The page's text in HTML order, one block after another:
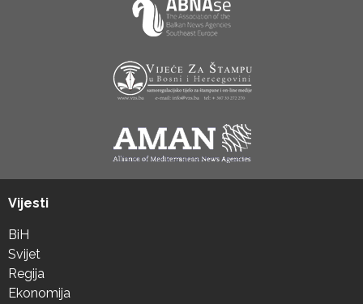
Vijesti
BiH
Svijet
Regija
Ekonomija